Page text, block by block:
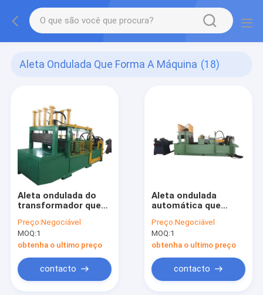
Aleta Ondulada Que Forma A Máquina (18)
Aleta ondulada do
transformador que
alimentação
automática de
Decoiler da máquina
a uma
Preço:Negociável
MOQ:1
obtenha o ultimo preço
contacto
Aleta ondulada
automática que
faz o transformador
Shell
Preço:Negociável
MOQ:1
obtenha o ultimo preço
contacto